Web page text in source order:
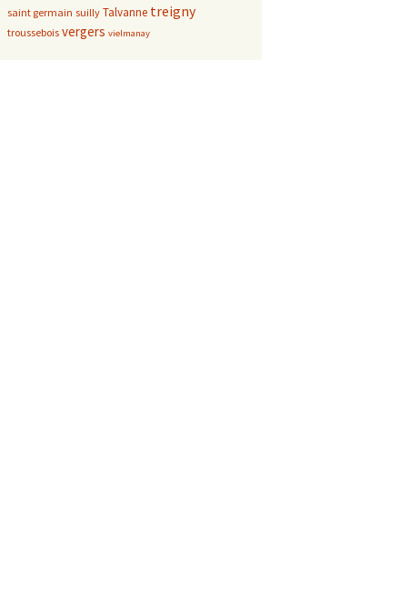
saint germain suilly Talvanne treigny
troussebois vergers vielmanay